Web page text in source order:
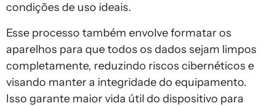
condições de uso ideais.
Esse processo também envolve formatar os
aparelhos para que todos os dados sejam limpos
completamente, reduzindo riscos cibernéticos e
visando manter a integridade do equipamento.
Isso garante maior vida útil do dispositivo para